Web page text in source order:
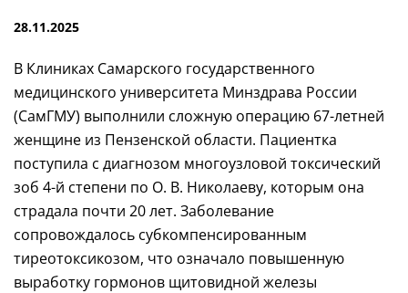
28.11.2025
В Клиниках Самарского государственного
медицинского университета Минздрава России
(СамГМУ) выполнили сложную операцию 67-летней
женщине из Пензенской области. Пациентка
поступила с диагнозом многоузловой токсический
зоб 4-й степени по О. В. Николаеву, которым она
страдала почти 20 лет. Заболевание
сопровождалось субкомпенсированным
тиреотоксикозом, что означало повышенную
выработку гормонов щитовидной железы